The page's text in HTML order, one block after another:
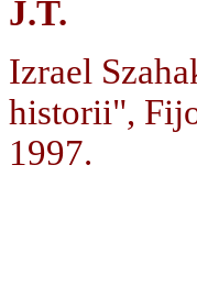
J.T.
Izrael
historii",
1997.